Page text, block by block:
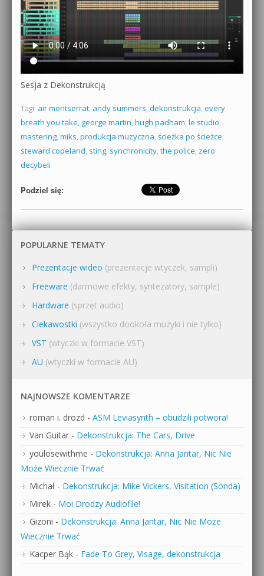
Sesja z Dekonstrukcją
Tagi: air montserrat, andy summers, dekonstrukcja, every
breath you take, george martin, hugh padham, le studio,
mastering, miks, produkcja muzyczna, ścieżka po ścieżce,
steward copeland, sting, synchronicity, the police, zero
decybeli
Podziel się:
POPULARNE TEMATY
Prezentacje wideo (prezentacje wtyczek, sampli)
Freeware (darmowe efekty, syntezatory, sample)
Hardware (sprzęt audio)
Ciekawostki (wszystko dookoła muzyki i nie tylko)
VST (wtyczki w formacie VST)
AU (wtyczki w formacie AU)
NAJNOWSZE KOMENTARZE
roman i. drozd - ASM Leviasynth – obudzili potwora!
Van Guitar - Dekonstrukcja: The Cars, Drive
youlosewithme - Dekonstrukcja: Anna Jantar, Nic Nie
Może Wiecznie Trwać
Michał - Dekonstrukcja: Mike Vickers, Visitation (Sonda)
Mirek - Moi Drodzy Audiofile!
Gizoni - Dekonstrukcja: Anna Jantar, Nic Nie Może
Wiecznie Trwać
Kacper Bąk - Fade To Grey, Visage, dekonstrukcja